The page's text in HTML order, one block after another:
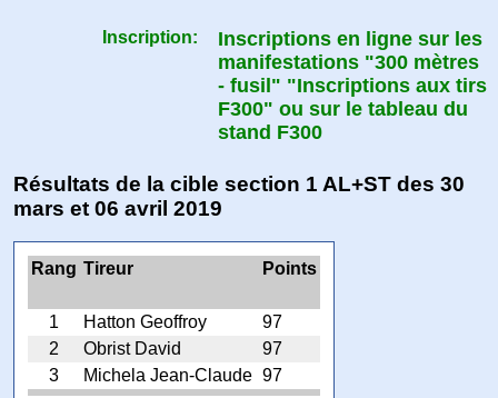
Inscription:
Inscriptions en ligne sur les
manifestations "300 mètres
- fusil" "Inscriptions aux tirs
F300" ou sur le tableau du
stand F300
Résultats de la cible section 1 AL+ST des 30
mars et 06 avril 2019
Rang Tireur Points
1 Hatton Geoffroy
97
2
Obrist David
97
3
Michela Jean-Claude 97